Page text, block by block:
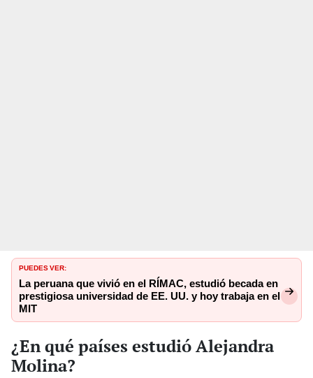
PUEDES VER:
La peruana que vivió en el RÍMAC, estudió becada en
prestigiosa universidad de EE. UU. y hoy trabaja en el
MIT
¿En qué países estudió Alejandra
Molina?